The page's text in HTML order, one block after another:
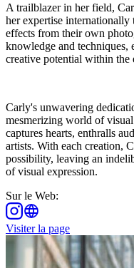
A trailblazer in her field,
her expertise
effects from their own
knowledge and techniques,
creative potential within the
Carly's unwavering
mesmerizing world of
captures hearts, enthralls
artists. With each creation,
possibility, leaving an
of visual expression.
Sur le Web:
Visiter la page